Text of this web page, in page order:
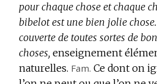
pour chaque chose et chaque
bibelot est une bien jolie chose.
couverte de toutes sortes de
choses, enseignement
naturelles. Fam. Ce dont on